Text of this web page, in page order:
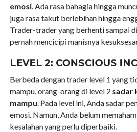
emosi. Ada rasa bahagia hingga
juga rasa takut berlebihan hingga
Trader-trader yang berhenti sampai
pernah mencicipi manisnya
LEVEL 2: CONSCIOUS
Berbeda dengan trader level 1 yang
mampu, orang-orang di level 2 sadar
mampu. Pada level ini, Anda sadar
emosi. Namun, Anda belum
kesalahan yang perlu diperbaiki.